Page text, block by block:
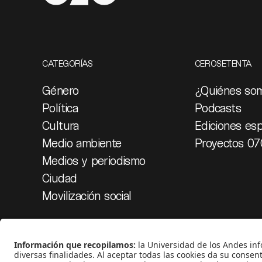
CATEGORÍAS
Género
Política
Cultura
Medio ambiente
Medios y periodismo
Ciudad
Movilización social
CEROSETENTA
¿Quiénes
Podcasts
Ediciones
Proyectos